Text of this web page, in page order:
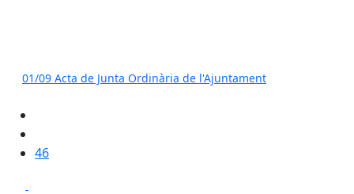
01/09 Acta de Junta Ordinària de l'Ajuntament
46